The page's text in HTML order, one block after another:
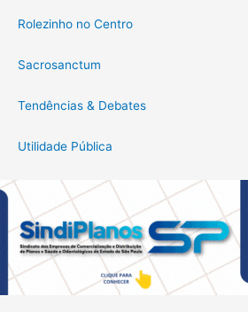
Rolezinho no Centro
Sacrosanctum
Tendências & Debates
Utilidade Pública